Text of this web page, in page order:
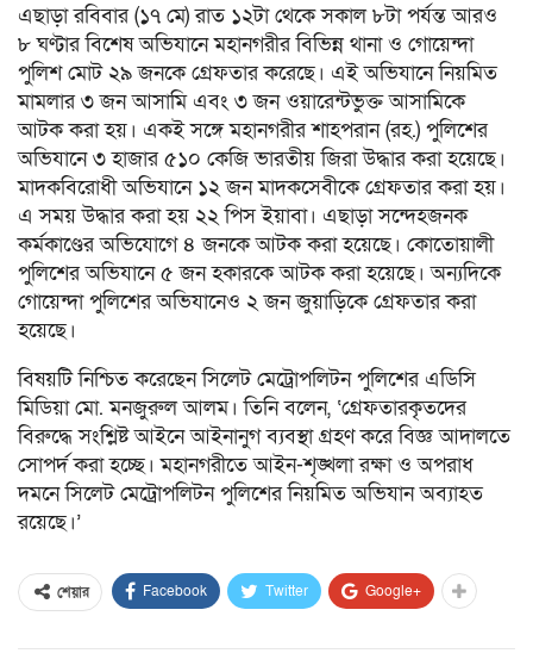
এছাড়া রবিবার (১৭ মে) রাত ১২টা থেকে সকাল ৮টা পর্যন্ত আরও
৮ ঘণ্টার বিশেষ অভিযানে মহানগরীর বিভিন্ন থানা ও গোয়েন্দা
পুলিশ মোট ২৯ জনকে গ্রেফতার করেছে। এই অভিযানে নিয়মিত
মামলার ৩ জন আসামি এবং ৩ জন ওয়ারেন্টভুক্ত আসামিকে
আটক করা হয়। একই সঙ্গে মহানগরীর শাহপরান (রহ.) পুলিশের
অভিযানে ৩ হাজার ৫১০ কেজি ভারতীয় জিরা উদ্ধার করা হয়েছে।
মাদকবিরোধী অভিযানে ১২ জন মাদকসেবীকে গ্রেফতার করা হয়।
এ সময় উদ্ধার করা হয় ২২ পিস ইয়াবা। এছাড়া সন্দেহজনক
কর্মকাণ্ডের অভিযোগে ৪ জনকে আটক করা হয়েছে। কোতোয়ালী
পুলিশের অভিযানে ৫ জন হকারকে আটক করা হয়েছে। অন্যদিকে
গোয়েন্দা পুলিশের অভিযানেও ২ জন জুয়াড়িকে গ্রেফতার করা
হয়েছে।
বিষয়টি নিশ্চিত করেছেন সিলেট মেট্রোপলিটন পুলিশের এডিসি
মিডিয়া মো. মনজুরুল আলম। তিনি বলেন, ‘গ্রেফতারকৃতদের
বিরুদ্ধে সংশ্লিষ্ট আইনে আইনানুগ ব্যবস্থা গ্রহণ করে বিজ্ঞ আদালতে
সোপর্দ করা হচ্ছে। মহানগরীতে আইন-শৃঙ্খলা রক্ষা ও অপরাধ
দমনে সিলেট মেট্রোপলিটন পুলিশের নিয়মিত অভিযান অব্যাহত
রয়েছে।’
শেয়ার Facebook Twitter Google+